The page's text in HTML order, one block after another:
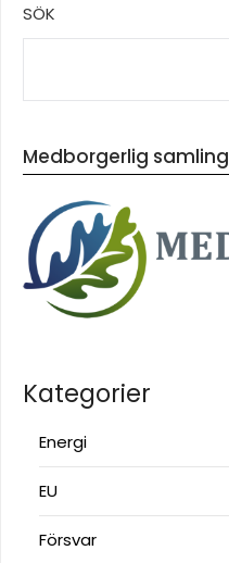
SÖK
Medborgerlig samling
Kategorier
Energi
EU
Försvar